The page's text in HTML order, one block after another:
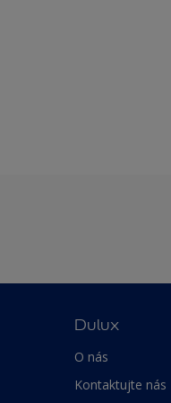
Dulux
O nás
Kontaktujte nás